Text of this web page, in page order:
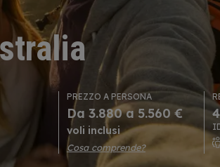
PREZZO A PERSONA
Da 3.880 a 5.560 €
voli inclusi
Cosa comprende?